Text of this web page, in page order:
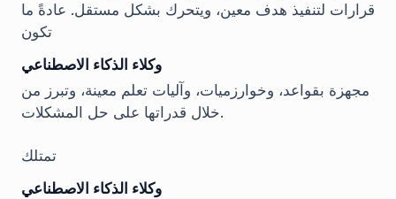
قرارات لتنفيذ هدف معين، ويتحرك بشكل مستقل. عادةً ما
تكون
وكلاء الذكاء الاصطناعي
مجهزة بقواعد، وخوارزميات، وآليات تعلم معينة، وتبرز من
خلال قدراتها على حل المشكلات.
تمتلك
وكلاء الذكاء الاصطناعي